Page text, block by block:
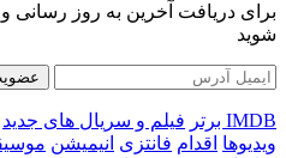
برای دریافت آخرین به روز رسانی
شوید
IMDB برتر فیلم و سریال های جدید
ویدیوها اقدام فانتزی انیمیشن